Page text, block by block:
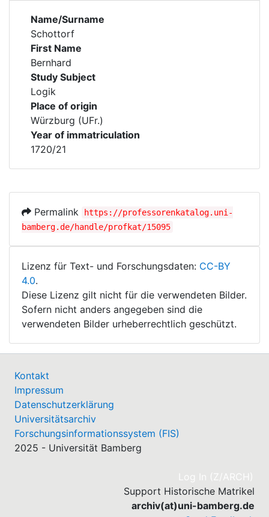
Name/Surname
Schottorf
First Name
Bernhard
Study Subject
Logik
Place of origin
Würzburg (UFr.)
Year of immatriculation
1720/21
Permalink
https://professorenkatalog.uni-
bamberg.de/handle/profkat/15095
Lizenz für Text- und Forschungsdaten: CC-BY
4.0.
Diese Lizenz gilt nicht für die verwendeten Bilder.
Sofern nicht anders angegeben sind die
verwendeten Bilder urheberrechtlich geschützt.
Kontakt
Impressum
Datenschutzerklärung
Universitätsarchiv
Forschungsinformationssystem (FIS)
2025 - Universität Bamberg
Log In (Z/ARCH)
Support Historische Matrikel
archiv(at)uni-bamberg.de